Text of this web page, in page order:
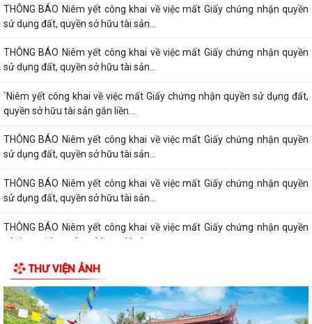
THÔNG BÁO Niêm yết công khai về việc mất Giấy chứng nhận quyền
sử dụng đất, quyền sở hữu tài sản...
THÔNG BÁO Niêm yết công khai về việc mất Giấy chứng nhận quyền
sử dụng đất, quyền sở hữu tài sản...
`Niêm yết công khai về việc mất Giấy chứng nhận quyền sử dụng đất,
quyền sở hữu tài sản gắn liền...
THÔNG BÁO Niêm yết công khai về việc mất Giấy chứng nhận quyền
sử dụng đất, quyền sở hữu tài sản...
THÔNG BÁO Niêm yết công khai về việc mất Giấy chứng nhận quyền
sử dụng đất, quyền sở hữu tài sản...
THÔNG BÁO Niêm yết công khai về việc mất Giấy chứng nhận quyền
sử dụng đất, quyền sở hữu tài sản...
Công văn số 2968/QLD-MP ngày 31/7/2026 của Cục quản lý Dược -
Bộ Y tế về việc đình chỉ lưu hành,...
Công văn v/v đình chỉ lưu hành, thu hồi và tiêu hủy mỹ phẩm vi phạm
THƯ VIỆN ẢNH